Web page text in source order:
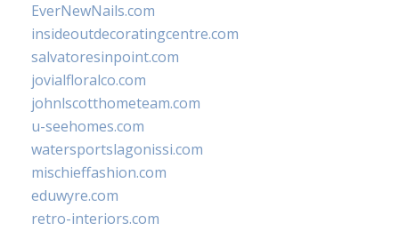
EverNewNails.com
insideoutdecoratingcentre.com
salvatoresinpoint.com
jovialfloralco.com
johnlscotthometeam.com
u-seehomes.com
watersportslagonissi.com
mischieffashion.com
eduwyre.com
retro-interiors.com